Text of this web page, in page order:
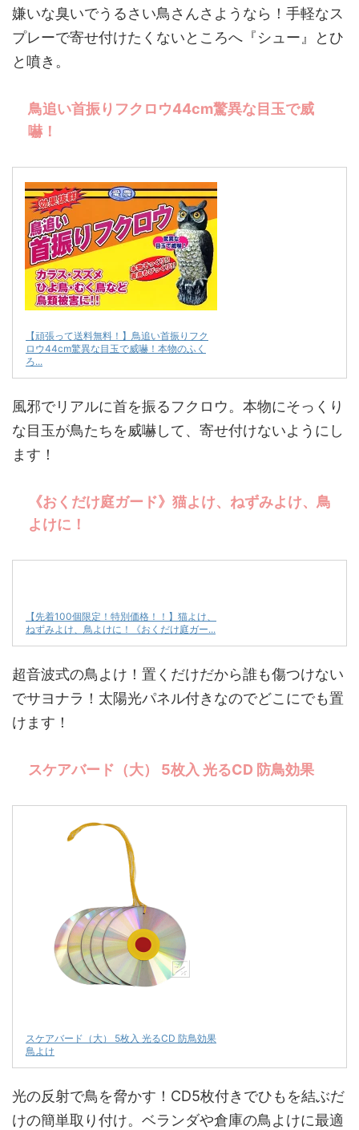
嫌いな臭いでうるさい鳥さんさようなら！手軽なス
プレーで寄せ付けたくないところへ『シュー』とひ
と噴き。
鳥追い首振りフクロウ44cm驚異な目玉で威
嚇！
【頑張って送料無料！】鳥追い首振りフク
ロウ44cm驚異な目玉で威嚇！本物のふく
ろ...
風邪でリアルに首を振るフクロウ。本物にそっくり
な目玉が鳥たちを威嚇して、寄せ付けないようにし
ます！
《おくだけ庭ガード》猫よけ、ねずみよけ、鳥
よけに！
【先着100個限定！特別価格！！】猫よけ、
ねずみよけ、鳥よけに！《おくだけ庭ガー...
超音波式の鳥よけ！置くだけだから誰も傷つけない
でサヨナラ！太陽光パネル付きなのでどこにでも置
けます！
スケアバード（大） 5枚入 光るCD 防鳥効果
スケアバード（大） 5枚入 光るCD 防鳥効果
鳥よけ
光の反射で鳥を脅かす！CD5枚付きでひもを結ぶだ
けの簡単取り付け。ベランダや倉庫の鳥よけに最適